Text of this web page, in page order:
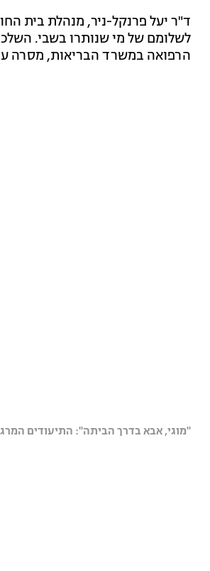
ד"ר יעל פרנקל-ניר, מנהלת בית
לשלומם של מי שנותרו בשבי.
הרפואה במשרד הבריאות, מסרה
"מוגי, אבא בדרך הביתה": התיעודים